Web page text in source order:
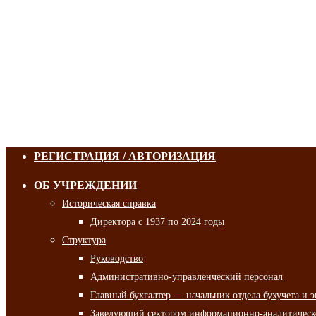
РЕГИСТРАЦИЯ / АВТОРИЗАЦИЯ
ОБ УЧРЕЖДЕНИИ
Историческая справка
Директора с 1937 по 2024 годы
Структура
Руководство
Административно-управленческий персонал
Главный бухгалтер — начальник отдела бухучета и
Заведующий сектором информационно-